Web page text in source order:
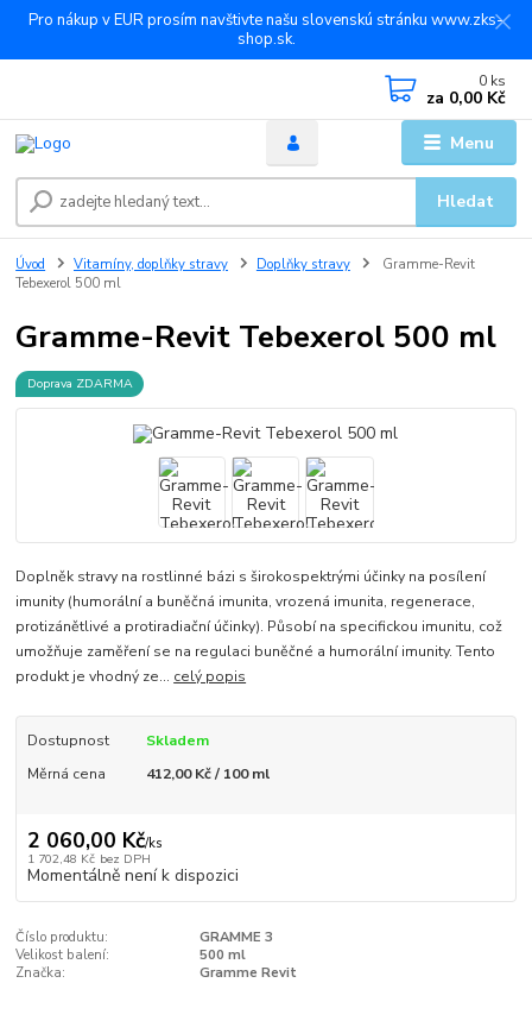
Pro nákup v EUR prosím navštivte našu slovenskú stránku www.zks-
shop.sk.
Menu
Hledat
0 ks
za 0,00 Kč
Úvod Vitamíny, doplňky stravy Doplňky stravy
Gramme-Revit
Tebexerol 500 ml
Gramme-Revit Tebexerol 500 ml
Doprava ZDARMA
Doplněk stravy na rostlinné bázi s širokospektrými účinky na posílení
imunity (humorální a buněčná imunita, vrozená imunita, regenerace,
protizánětlivé a protiradiační účinky). Působí na specifickou imunitu, což
umožňuje zaměření se na regulaci buněčné a humorální imunity. Tento
produkt je vhodný ze... celý popis
Dostupnost
Skladem
Měrná cena
412,00 Kč / 100 ml
2 060,00 Kč/ks
1 702,48 Kč bez DPH
Momentálně není k dispozici
Číslo produktu:
GRAMME 3
Velikost balení:
500 ml
Značka:
Gramme Revit